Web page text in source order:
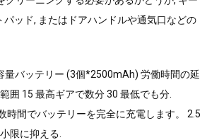
パッド, またはドアハンドルや通気口などの
量バッテリー (3個*2500mAh) 労働時間の延
囲 15 最高ギアで数分 30 最低でも分.
時間でバッテリーを完全に充電します。 2.5
限に抑える.